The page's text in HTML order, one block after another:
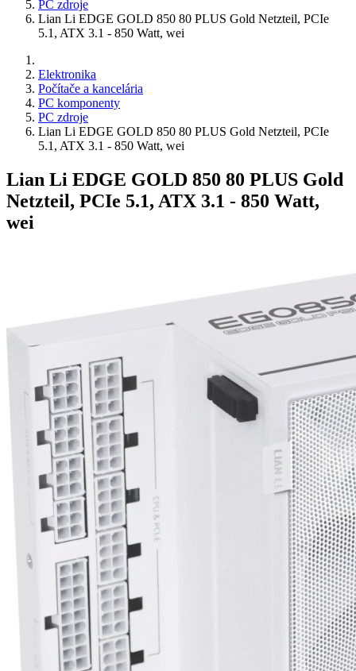
PC zdroje
Lian Li EDGE GOLD 850 80 PLUS Gold Netzteil, PCIe
5.1, ATX 3.1 - 850 Watt, wei
Elektronika
Počítače a kancelária
PC komponenty
PC zdroje
Lian Li EDGE GOLD 850 80 PLUS Gold Netzteil, PCIe
5.1, ATX 3.1 - 850 Watt, wei
Lian Li EDGE GOLD 850 80 PLUS Gold
Netzteil, PCIe 5.1, ATX 3.1 - 850 Watt,
wei